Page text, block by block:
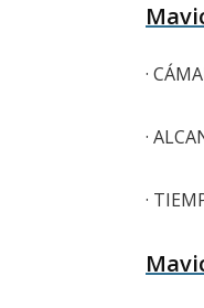
·
·
·